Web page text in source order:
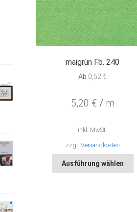
maigrün Fb. 240
Ab 0,52 €
5,20 € / m
inkl. MwSt.
zzgl. Versandkosten
Ausführung wählen